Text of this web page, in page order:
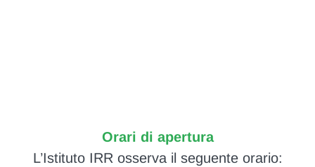
Orari di apertura
L’Istituto IRR osserva il seguente orario: